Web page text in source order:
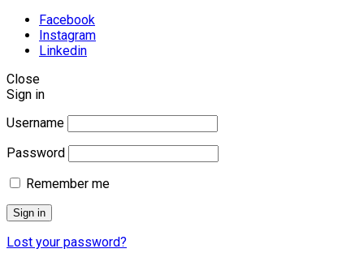
Facebook
Instagram
Linkedin
Close
Sign in
Username
Password
Remember me
Sign in
Lost your password?